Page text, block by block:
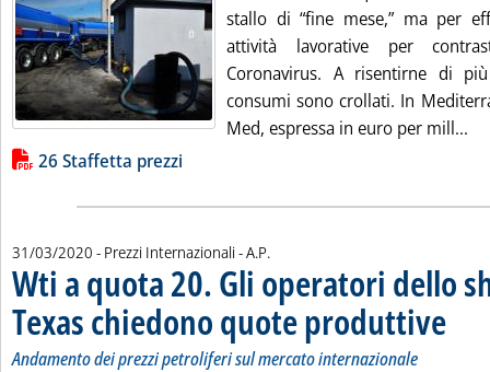
stallo di “fine mese,” ma per
attività lavorative per
Coronavirus. A risentirne di
consumi sono crollati. In
Med, espressa in euro per mill...
Lista allegati PDF alla notizia
26 Staffetta prezzi
31/03/2020 - Prezzi Internazionali -di:
A.P.
Wti a quota 20. Gli operatori dello
Texas chiedono quote produttive
Andamento dei prezzi petroliferi sul mercato internazionale